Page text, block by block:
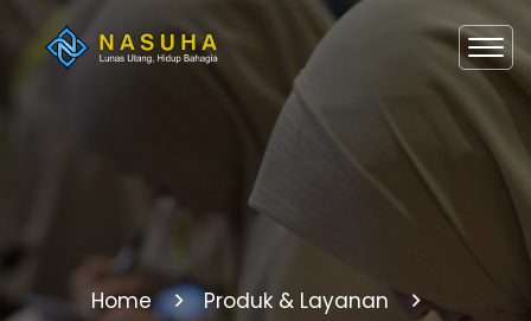
Home Produk & Layanan